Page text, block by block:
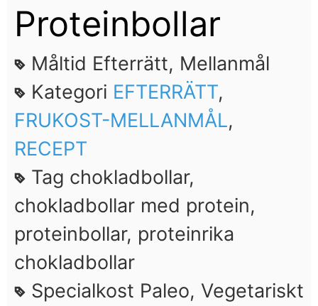
Proteinbollar
Måltid Efterrätt, Mellanmål
Kategori EFTERRÄTT,
FRUKOST-MELLANMÅL,
RECEPT
Tag chokladbollar,
chokladbollar med protein,
proteinbollar, proteinrika
chokladbollar
Specialkost Paleo, Vegetariskt